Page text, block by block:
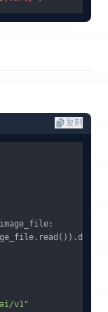
复制
image_file:
v1"